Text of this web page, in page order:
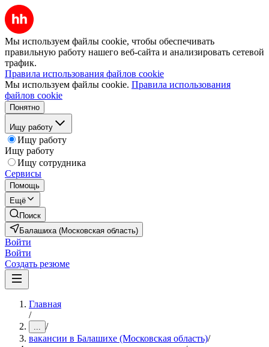
Мы используем файлы cookie, чтобы обеспечивать
правильную работу нашего веб-сайта и анализировать сетевой
трафик.
Правила использования файлов cookie
Мы используем файлы cookie. Правила использования
файлов cookie
Понятно
Ищу работу
Ищу работу
Ищу работу
Ищу сотрудника
Сервисы
Помощь
Ещё
Поиск
Балашиха (Московская область)
Войти
Войти
Создать резюме
Главная
/
... /
вакансии в Балашихе (Московская область)/